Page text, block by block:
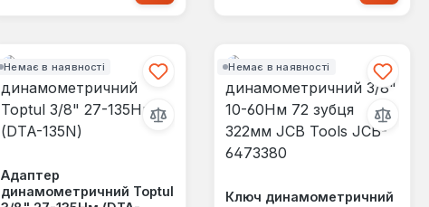
Немає в наявності
Адаптер
динамометричний Toptul
Немає в наявності
Ключ динамометричний